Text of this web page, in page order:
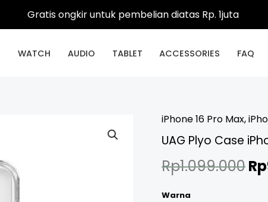
Gratis ongkir untuk pembelian diatas Rp. 1juta
WATCH AUDIO TABLET ACCESSORIES FAQ
iPhone 16 Pro Max,
UAG Plyo Case
Rp1.099.000Rp
Warna
UAG
Plyo
Case
iPhone
16